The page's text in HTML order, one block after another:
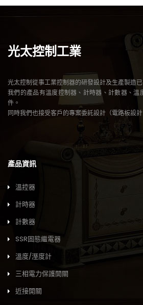
光太控制工業
光太控制從事工業控制器的研發設計及生產製造
我們的產品有溫度控制器、計時器、計數器、溫
件。
同時我們也接受客戶的專案委託設計（電路板設
產品資訊
溫控器
計時器
計數器
SSR固態繼電器
溫度/溼度計
三相電力保護開關
近接開關